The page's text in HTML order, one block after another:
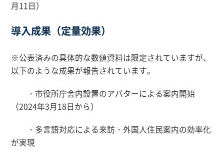
月11日）
導入成果（定量効果）
※公表済みの具体的な数値資料は限定されていますが、
以下のような成果が報告されています。
・市役所庁舎内設置のアバターによる案内開始
（2024年3月18日から）
・多言語対応による来訪・外国人住民案内の効率化
が実現